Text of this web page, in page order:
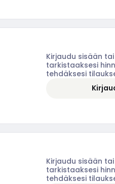
Kirjaudu sisään
tarkistaaksesi
tehdäksesi
Kirjaudu sisään
tarkistaaksesi
tehdäksesi